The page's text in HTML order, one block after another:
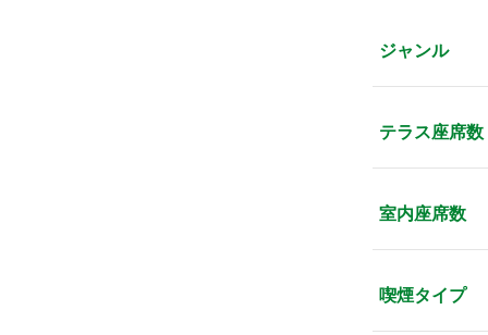
ジャンル
テラス座席数
室内座席数
喫煙タイプ